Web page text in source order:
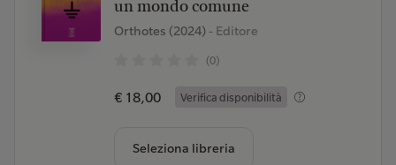
un mondo comune
Orthotes (2024)- Editore
(0)
€ 18,00 Verifica disponibilità
Seleziona libreria